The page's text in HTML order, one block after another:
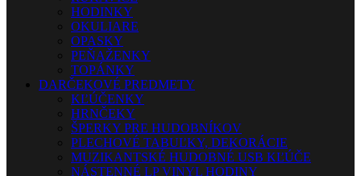
HODINKY
OKULIARE
OPASKY
PEŇAŽENKY
TOPÁNKY
DARČEKOVÉ PREDMETY
KĽÚČENKY
HRNČEKY
ŠPERKY PRE HUDOBNÍKOV
PLECHOVÉ TABUĽKY, DEKORÁCIE
MUZIKANTSKÉ HUDOBNÉ USB KĽÚČE
NÁSTENNÉ LP VINYL HODINY